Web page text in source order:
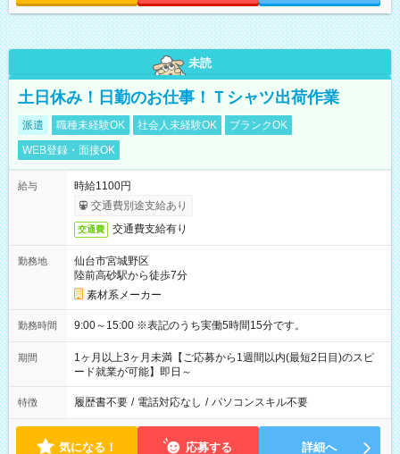
未読
土日休み！日勤のお仕事！Ｔシャツ出荷作業
派遣 職種未経験OK 社会人未経験OK
ブランクOK
WEB登録・面接OK
給与
時給1100円
交通費別途支給あり
交通費 交通費支給有り
勤務地
仙台市宮城野区
陸前高砂駅から徒歩7分
素材系メーカー
勤務時間 9:00～15:00 ※表記のうち実働5時間15分です。
期間
1ヶ月以上3ヶ月未満【ご応募から1週間以内(最短2日目)のスピ
ード就業が可能】即日～
特徴 履歴書不要 / 電話対応なし / パソコンスキル不要
気になる！ 応募する 詳細へ